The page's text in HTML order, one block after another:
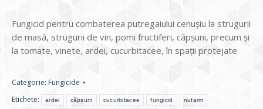
Fungicid pentru combaterea putregaiului cenușiu la strugurii
de masă, strugurii de vin, pomi fructiferi, căpșuni, precum și
la tomate, vinete, ardei, cucurbitacee, în spații protejate
Categorie: Fungicide
Etichete:
ardei căpșuni cucurbitacee fungicid nufarm